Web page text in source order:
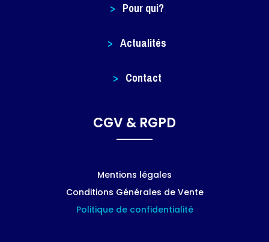
> Pour qui?
> Actualités
> Contact
CGV & RGPD
Mentions légales
Conditions Générales de Vente
Politique de confidentialité